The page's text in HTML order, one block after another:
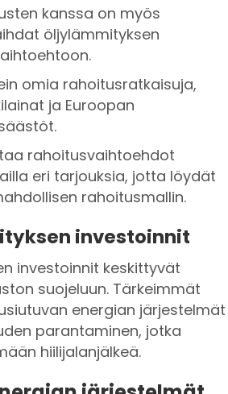
kanssa on myös
öljylämmityksen
omia rahoitusratkaisuja,
ja Euroopan
rahoitusvaihtoehdot
eri tarjouksia, jotta löydät
rahoitusmallin.
investoinnit
investoinnit keskittyvät
suojeluun. Tärkeimmät
energian järjestelmät
parantaminen, jotka
hiilijalanjälkeä.